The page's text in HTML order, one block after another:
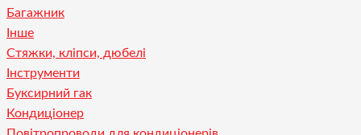
Багажник
Інше
Стяжки, кліпси, дюбелі
Інструменти
Буксирний гак
Кондиціонер